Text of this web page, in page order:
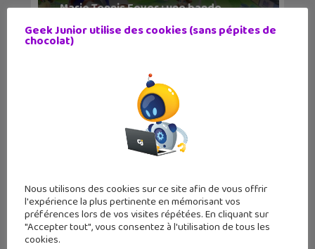
Mario Tennis Fever : une bande-
annonce et des prom...
Kirby Air Riders à fond sur la
Nintendo Switch 2
Geek Junior utilise des cookies (sans pépites de
chocolat)
Nous utilisons des cookies sur ce site afin de vous offrir
l'expérience la plus pertinente en mémorisant vos
préférences lors de vos visites répétées. En cliquant sur
"Accepter tout", vous consentez à l'utilisation de tous les
cookies.